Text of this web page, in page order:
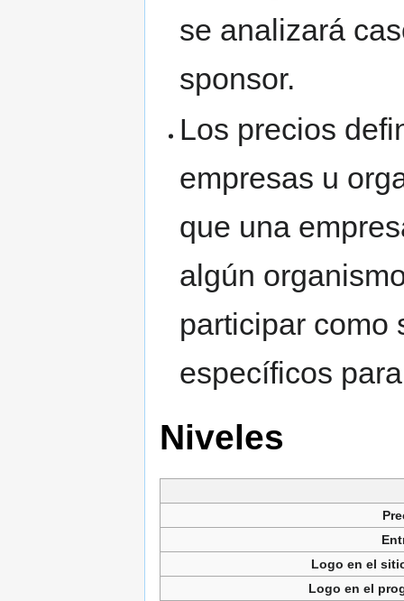
se analizará
sponsor.
Los precios
empresas u
que una
algún
participar como
específicos
Niveles
Logo en el
Logo en el